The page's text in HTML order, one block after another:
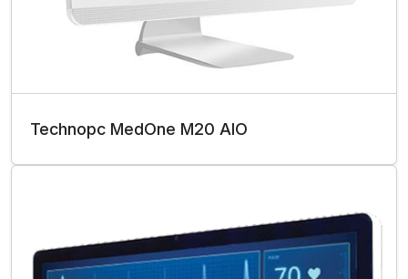
Technopc MedOne M20 AIO